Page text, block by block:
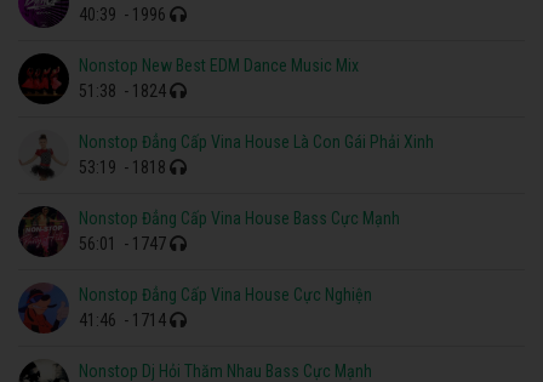
40:39 - 1996
Nonstop New Best EDM Dance Music Mix
51:38 - 1824
Nonstop Đẳng Cấp Vina House Là Con Gái Phải Xinh
53:19 - 1818
Nonstop Đẳng Cấp Vina House Bass Cực Mạnh
56:01
- 1747
Nonstop Đẳng Cấp Vina House Cực Nghiện
41:46 - 1714
Nonstop Dj Hỏi Thăm Nhau Bass Cực Mạnh